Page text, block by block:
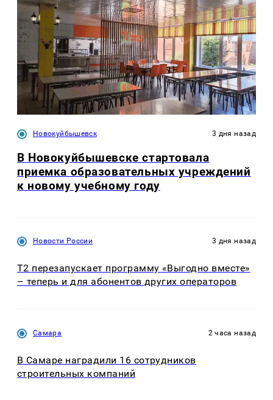
Новокуйбышевск 3 дня назад
В Новокуйбышевске стартовала
приемка образовательных учреждений
к новому учебному году
Новости России 3 дня назад
Т2 перезапускает программу «Выгодно вместе»
– теперь и для абонентов других операторов
Самара 2 часа назад
В Самаре наградили 16 сотрудников
строительных компаний